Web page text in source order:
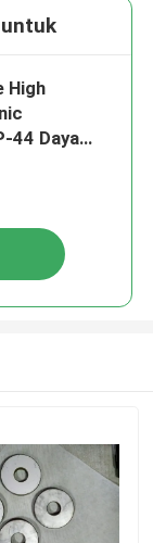
High
44 Daya